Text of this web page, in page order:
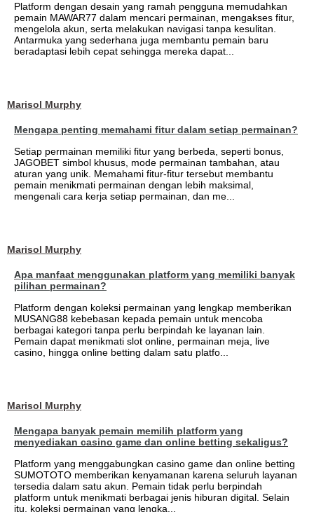
Platform dengan desain yang ramah pengguna memudahkan
pemain MAWAR77 dalam mencari permainan, mengakses fitur,
mengelola akun, serta melakukan navigasi tanpa kesulitan.
Antarmuka yang sederhana juga membantu pemain baru
beradaptasi lebih cepat sehingga mereka dapat...
Marisol Murphy
Mengapa penting memahami fitur dalam setiap permainan?
Setiap permainan memiliki fitur yang berbeda, seperti bonus,
JAGOBET simbol khusus, mode permainan tambahan, atau
aturan yang unik. Memahami fitur-fitur tersebut membantu
pemain menikmati permainan dengan lebih maksimal,
mengenali cara kerja setiap permainan, dan me...
Marisol Murphy
Apa manfaat menggunakan platform yang memiliki banyak
pilihan permainan?
Platform dengan koleksi permainan yang lengkap memberikan
MUSANG88 kebebasan kepada pemain untuk mencoba
berbagai kategori tanpa perlu berpindah ke layanan lain.
Pemain dapat menikmati slot online, permainan meja, live
casino, hingga online betting dalam satu platfo...
Marisol Murphy
Mengapa banyak pemain memilih platform yang
menyediakan casino game dan online betting sekaligus?
Platform yang menggabungkan casino game dan online betting
SUMOTOTO memberikan kenyamanan karena seluruh layanan
tersedia dalam satu akun. Pemain tidak perlu berpindah
platform untuk menikmati berbagai jenis hiburan digital. Selain
itu, koleksi permainan yang lengka...